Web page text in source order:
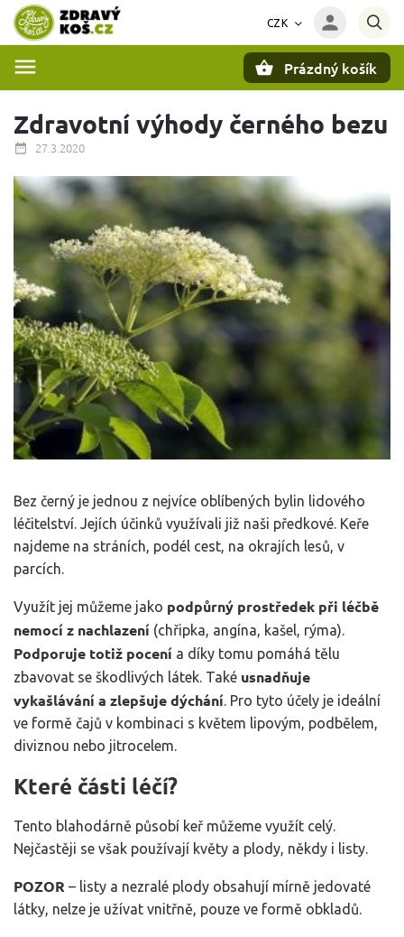
CZK
Prázdný košík
Zdravotní výhody černého bezu
27.3.2020
Bez černý je jednou z nejvíce oblíbených bylin lidového
léčitelství. Jejích účinků využívali již naši předkové. Keře
najdeme na stráních, podél cest, na okrajích lesů, v
parcích.
Využít jej můžeme jako podpůrný prostředek při léčbě
nemocí z nachlazení (chřipka, angína, kašel, rýma).
Podporuje totiž pocení a díky tomu pomáhá tělu
zbavovat se škodlivých látek. Také usnadňuje
vykašlávání a zlepšuje dýchání . Pro tyto účely je ideální
ve formě čajů v kombinaci s květem lipovým, podbělem,
diviznou nebo jitrocelem.
Které části léčí?
Tento blahodárně působí keř můžeme využít celý.
Nejčastěji se však používají květy a plody, někdy i listy.
POZOR – listy a nezralé plody obsahují mírně jedovaté
látky, nelze je užívat vnitřně, pouze ve formě obkladů.